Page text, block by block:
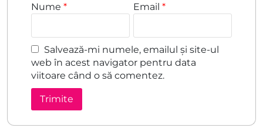
Nume * Email*
Salvează-mi numele, emailul și site-ul
web în acest navigator pentru data
viitoare când o să comentez.